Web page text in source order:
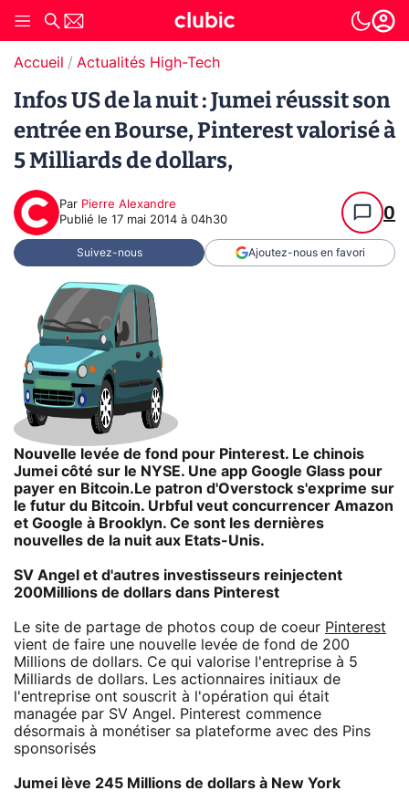
Accueil Actualités High-Tech
Infos US de la nuit : Jumei réussit son
entrée en Bourse, Pinterest valorisé à
5 Milliards de dollars,
Par Pierre Alexandre
Publié le 17 mai 2014 à 04h30 0
Suivez-nous Ajoutez-nous en favori
Nouvelle levée de fond pour Pinterest. Le chinois
Jumei côté sur le NYSE. Une app Google Glass pour
payer en Bitcoin.Le patron d'Overstock s'exprime sur
le futur du Bitcoin. Urbful veut concurrencer Amazon
et Google à Brooklyn. Ce sont les dernières
nouvelles de la nuit aux Etats-Unis.
SV Angel et d'autres investisseurs reinjectent
200Millions de dollars dans Pinterest
Le site de partage de photos coup de coeur Pinterest
vient de faire une nouvelle levée de fond de 200
Millions de dollars. Ce qui valorise l'entreprise à 5
Milliards de dollars. Les actionnaires initiaux de
l'entreprise ont souscrit à l'opération qui était
managée par SV Angel. Pinterest commence
désormais à monétiser sa plateforme avec des Pins
sponsorisés
Jumei lève 245 Millions de dollars à New York